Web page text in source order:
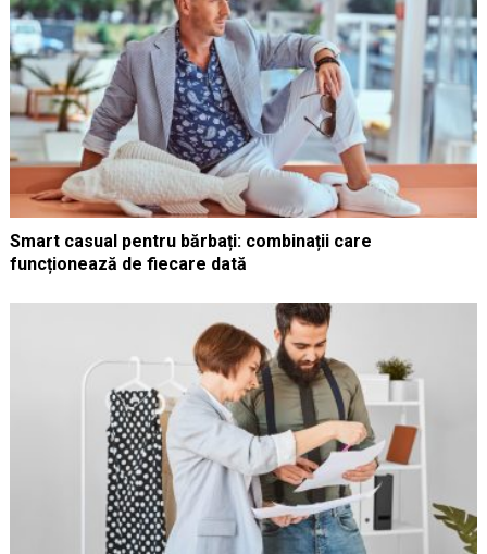
Smart casual pentru bărbați: combinații care
funcționează de fiecare dată